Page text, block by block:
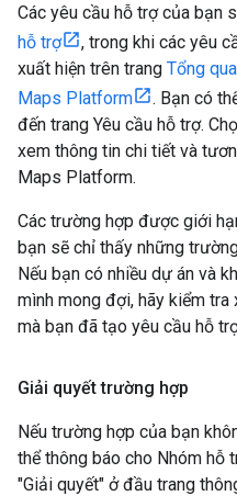
Các yêu cầu hỗ trợ của bạn
hỗ trợ
, trong khi các yêu
xuất hiện trên trang Tổng
Maps Platform
. Bạn có
đến trang Yêu cầu hỗ trợ.
xem thông tin chi tiết và
Maps Platform.
Các trường hợp được giới
bạn sẽ chỉ thấy những
Nếu bạn có nhiều dự án và
mình mong đợi, hãy kiểm
mà bạn đã tạo yêu cầu hỗ
Giải quyết trường hợp
Nếu trường hợp của bạn
thể thông báo cho Nhóm hỗ
"Giải quyết" ở đầu trang